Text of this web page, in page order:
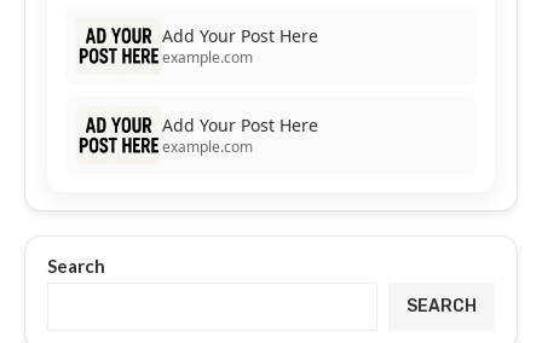
Add Your Post Here
example.com
Add Your Post Here
example.com
Search
SEARCH